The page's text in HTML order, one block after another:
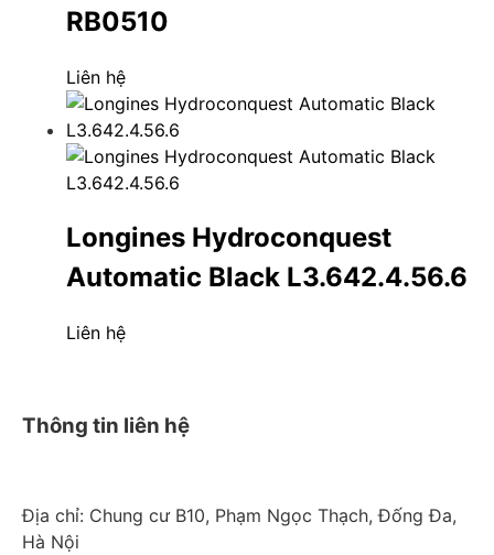
RB0510
Liên hệ
Longines Hydroconquest
Automatic Black L3.642.4.56.6
Liên hệ
Thông tin liên hệ
Địa chỉ: Chung cư B10, Phạm Ngọc Thạch, Đống Đa,
Hà Nội